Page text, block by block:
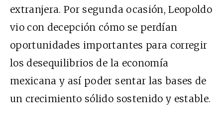
extranjera. Por segunda ocasión, Leopoldo
vio con decepción cómo se perdían
oportunidades importantes para corregir
los desequilibrios de la economía
mexicana y así poder sentar las bases de
un crecimiento sólido sostenido y estable.